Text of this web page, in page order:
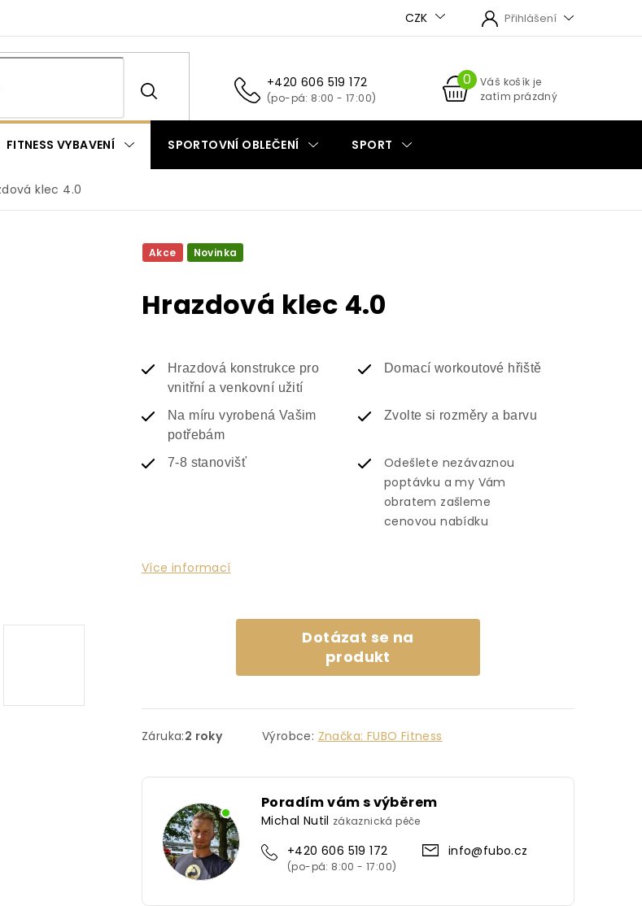
CZK Přihlášení
+420 606 519 172
NÁKUPNÍ
KOŠÍK
Váš košík je
zatím prázdný
FITNESS VYBAVENÍ SPORTOVNÍ OBLEČENÍ SPORT
klec 4.0
Akce Novinka
Hrazdová klec 4.0
Hrazdová konstrukce pro
vnitřní a venkovní užití
Domací workoutové hřiště
Na míru vyrobená Vašim
potřebám
Zvolte si rozměry a barvu
7-8 stanovišť
Odešlete nezávaznou
poptávku a my Vám
obratem zašleme
cenovou nabídku
Více informací
Dotázat se na
produkt
Záruka:2 roky Výrobce: Značka: FUBO Fitness
Poradím vám s výběrem
Michal Nutil zákaznická péče
+420 606 519 172 info@fubo.cz